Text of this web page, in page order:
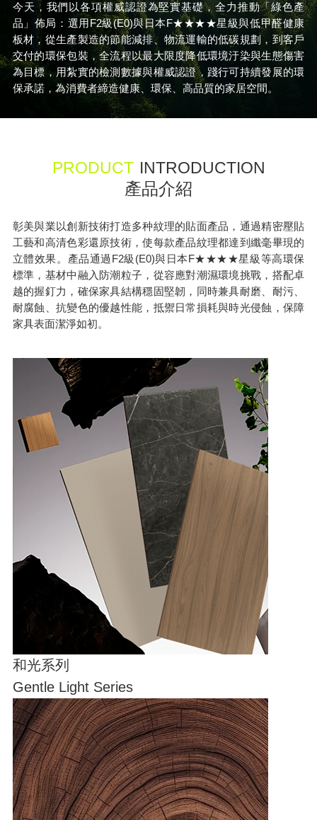
今天，我們以各項權威認證為堅實基礎，全力推動「綠色產
品」佈局：選用F2級(E0)與日本F★★★★星級與低甲醛健康
板材，從生產製造的節能減排、物流運輸的低碳規劃，到客戶
交付的環保包裝，全流程以最大限度降低環境汙染與生態傷害
為目標，用紮實的檢測數據與權威認證，踐行可持續發展的環
保承諾，為消費者締造健康、環保、高品質的家居空間。
PRODUCT INTRODUCTION
產品介紹
彰美與業以創新技術打造多种紋理的貼面產品，通過精密壓貼
工藝和高清色彩還原技術，使每款產品紋理都達到纖毫畢現的
立體效果。產品通過F2級(E0)與日本F★★★★星級等高環保
標準，基材中融入防潮粒子，從容應對潮濕環境挑戰，搭配卓
越的握釘力，確保家具結構穩固堅韌，同時兼具耐磨、耐污、
耐腐蝕、抗變色的優越性能，抵禦日常損耗與時光侵蝕，保障
家具表面潔淨如初。
和光系列
Gentle Light Series